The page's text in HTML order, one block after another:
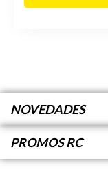
NOVEDADES
PROMOS RC